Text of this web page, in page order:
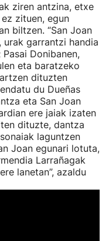
ziren antzina, etxe
zituen, egun
biltzen. “San Joan
urak garrantzi handia
Donibanen,
eta baratzeko
dituzten
du Dueñas
eta San Joan
ere jaiak izaten
dituzte, dantza
laguntzen
Joan egunari lotuta,
Larrañagak
lanetan”, azaldu